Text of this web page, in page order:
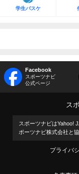
学生バスケ
Facebook
スポーツナビ
公式ページ
ス
スポーツナビはYahoo!
ポーツナビ株式会社と
プライバ